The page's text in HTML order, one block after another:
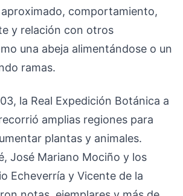
comportamiento,
y relación con otros
una abeja alimentándose o un
ramas.
la Real Expedición Botánica a
amplias regiones para
plantas y animales.
José Mariano Mociño y los
Echeverría y Vicente de la